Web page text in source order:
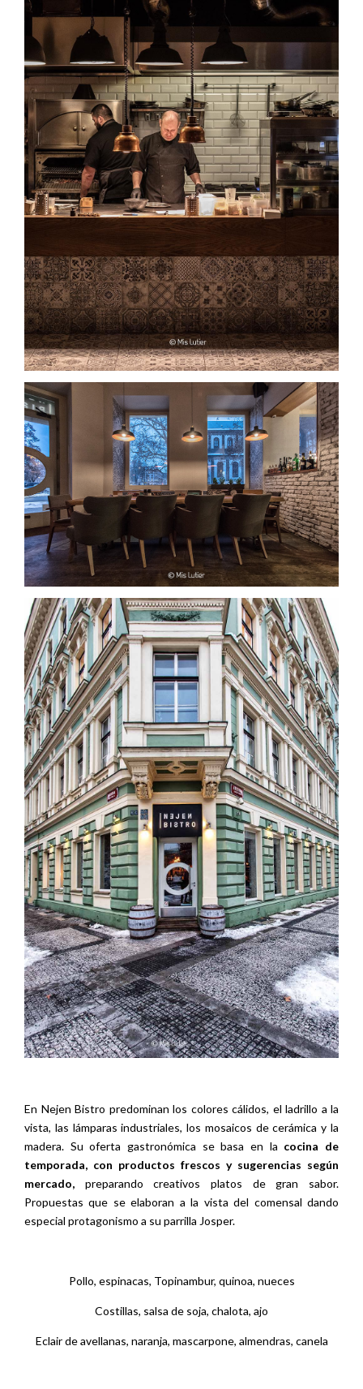
En Nejen Bistro predominan los colores cálidos, el ladrillo a la
vista, las lámparas industriales, los mosaicos de cerámica y la
madera. Su oferta gastronómica se basa en la cocina de
temporada, con productos frescos y sugerencias según
mercado, preparando creativos platos de gran sabor.
Propuestas que se elaboran a la vista del comensal dando
especial protagonismo a su parrilla Josper.
Pollo, espinacas, Topinambur, quinoa, nueces
Costillas, salsa de soja, chalota, ajo
Eclair de avellanas, naranja, mascarpone, almendras, canela